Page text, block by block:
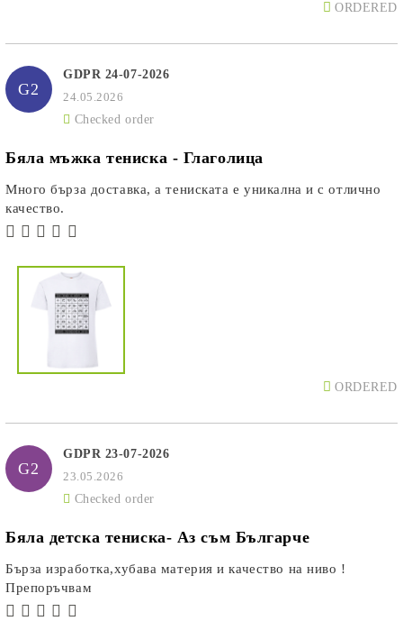
ORDERED
G2
GDPR 24-07-2026
24.05.2026
Checked order
Бяла мъжка тениска - Глаголица
Много бърза доставка, а тениската е уникална и с отлично
качество.
ORDERED
G2
GDPR 23-07-2026
23.05.2026
Checked order
Бяла детска тениска- Аз съм Българче
Бърза изработка,хубава материя и качество на ниво !
Препоръчвам